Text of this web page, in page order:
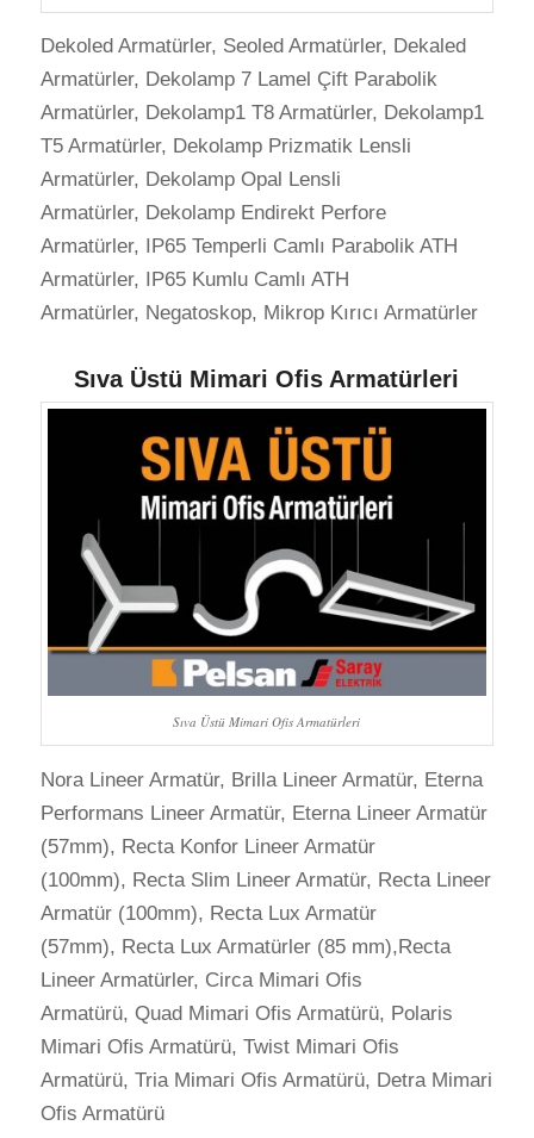
Dekoled Armatürler, Seoled Armatürler, Dekaled
Armatürler, Dekolamp 7 Lamel Çift Parabolik
Armatürler, Dekolamp1 T8 Armatürler, Dekolamp1
T5 Armatürler, Dekolamp Prizmatik Lensli
Armatürler, Dekolamp Opal Lensli
Armatürler, Dekolamp Endirekt Perfore
Armatürler, IP65 Temperli Camlı Parabolik ATH
Armatürler, IP65 Kumlu Camlı ATH
Armatürler, Negatoskop, Mikrop Kırıcı Armatürler
Sıva Üstü Mimari Ofis Armatürleri
Sıva Üstü Mimari Ofis Armatürleri
Nora Lineer Armatür, Brilla Lineer Armatür, Eterna
Performans Lineer Armatür, Eterna Lineer Armatür
(57mm), Recta Konfor Lineer Armatür
(100mm), Recta Slim Lineer Armatür, Recta Lineer
Armatür (100mm), Recta Lux Armatür
(57mm), Recta Lux Armatürler (85 mm),Recta
Lineer Armatürler, Circa Mimari Ofis
Armatürü, Quad Mimari Ofis Armatürü, Polaris
Mimari Ofis Armatürü, Twist Mimari Ofis
Armatürü, Tria Mimari Ofis Armatürü, Detra Mimari
Ofis Armatürü